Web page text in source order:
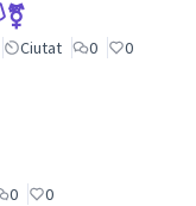
Ciutat 0 0
0 0